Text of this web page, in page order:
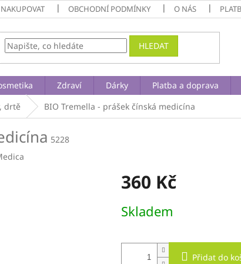
NAKUPOVAT OBCHODNÍ PODMÍNKY O NÁS
HLEDAT
Zdraví Dárky Platba a doprava
drtě BIO Tremella - prášek čínská medicína
5228
360 Kč
cena:
Skladem
Přidat do